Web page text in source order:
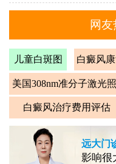
网
儿童白斑图 白癜风
美国308nm准分子激光
白癜风治疗费用评估
远大门
影响很